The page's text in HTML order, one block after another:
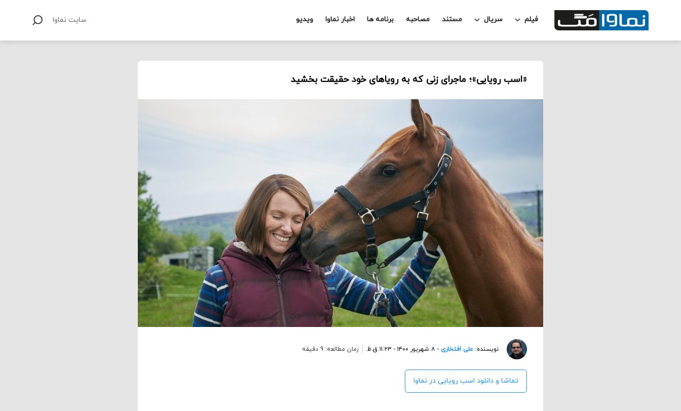
فیلم سریال مستند مصاحبه برنامه ها اخبار نماوا ویدیو سایت نماوا
«اسب رویایی»؛ ماجرای زنی که به رویاهای خود حقیقت بخشید
نویسنده: علی افتخاری - ۸ شهریور ۱۴۰۰ - ۱۱:۲۳ ق.ظ زمان مطالعه: 9 دقیقه
تماشا و دانلود اسب رویایی در نماوا